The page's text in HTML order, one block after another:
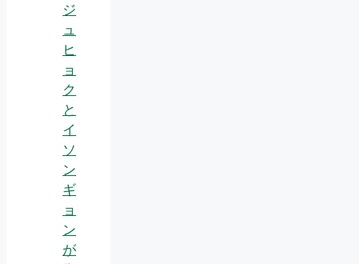
ジ
ュ
ヒ
ョ
ク
と
イ
ソ
ン
ギ
ョ
ン
が